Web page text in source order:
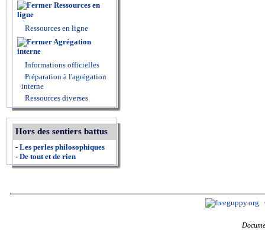
Ressources en
ligne
Ressources en ligne
Agrégation
interne
Informations officielles
Préparation à l'agrégation
interne
Ressources diverses
Hors des sentiers battus
- Les perles philosophiques
- De tout et de rien